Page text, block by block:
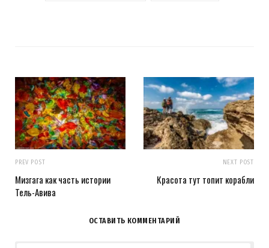
PREV POST
Мизгага как часть истории
Тель-Авива
NEXT POST
Красота тут топит корабли
ОСТАВИТЬ КОММЕНТАРИЙ